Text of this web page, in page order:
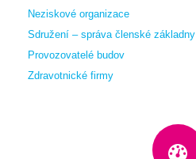
Neziskové organizace
Sdružení – správa členské základny
Provozovatelé budov
Zdravotnické firmy